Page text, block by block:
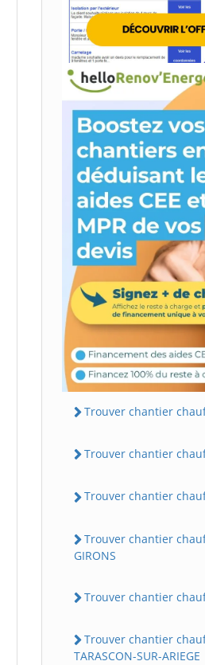
Trouver chantier
Trouver chantier
Trouver chantier
Trouver chantier
GIRONS
Trouver chantier
Trouver chantier
TARASCON-SUR-ARIEGE